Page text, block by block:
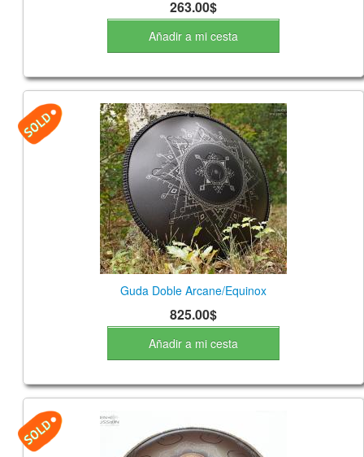
263.00$
Añadir a mi cesta
Guda Doble Arcane/Equinox
825.00$
Añadir a mi cesta